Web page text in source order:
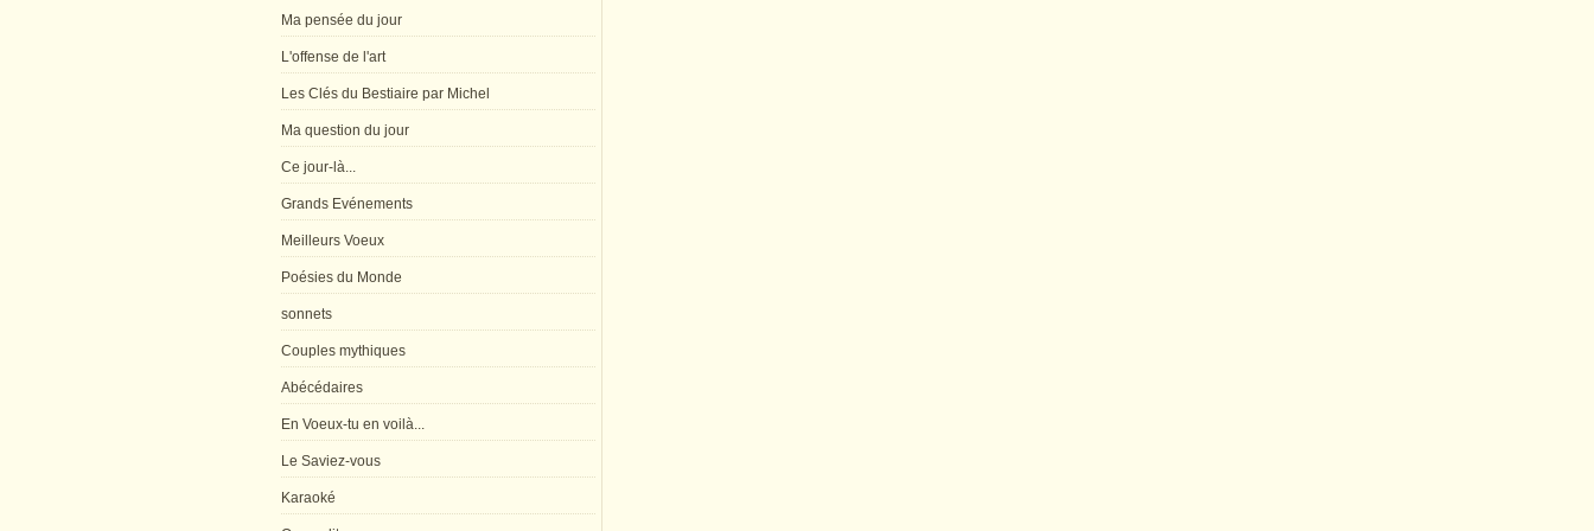
Ma pensée du jour
L'offense de l'art
Les Clés du Bestiaire par Michel
Ma question du jour
Ce jour-là...
Grands Evénements
Meilleurs Voeux
Poésies du Monde
sonnets
Couples mythiques
Abécédaires
En Voeux-tu en voilà...
Le Saviez-vous
Karaoké